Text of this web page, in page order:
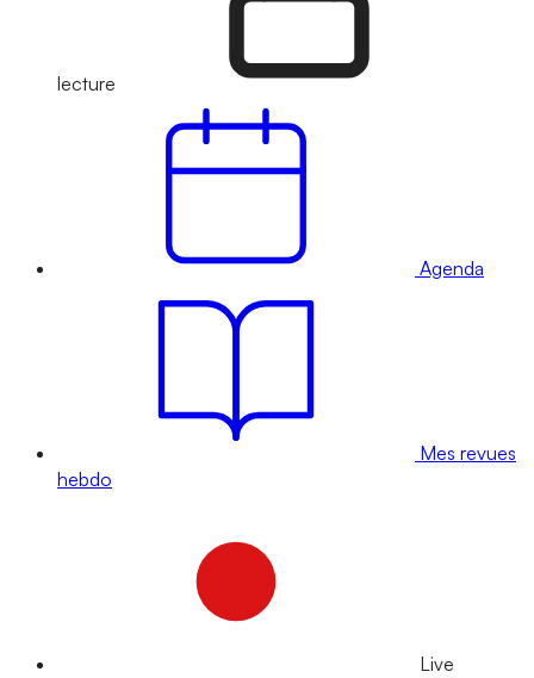
lecture
Agenda
Mes revues
hebdo
Live